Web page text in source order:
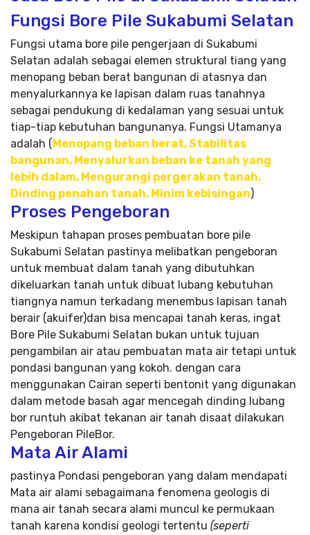
Fungsi Bore Pile Sukabumi Selatan
Fungsi utama bore pile pengerjaan di Sukabumi
Selatan adalah sebagai elemen struktural tiang yang
menopang beban berat bangunan di atasnya dan
menyalurkannya ke lapisan dalam ruas tanahnya
sebagai pendukung di kedalaman yang sesuai untuk
tiap-tiap kebutuhan bangunanya. Fungsi Utamanya
adalah ( Menopang beban berat, Stabilitas
bangunan, Menyalurkan beban ke tanah yang
lebih dalam, Mengurangi pergerakan tanah,
Dinding penahan tanah, Minim kebisingan)
Proses Pengeboran
Meskipun tahapan proses pembuatan bore pile
Sukabumi Selatan pastinya melibatkan pengeboran
untuk membuat dalam tanah yang dibutuhkan
dikeluarkan tanah untuk dibuat lubang kebutuhan
tiangnya namun terkadang menembus lapisan tanah
berair (akuifer)dan bisa mencapai tanah keras, ingat
Bore Pile Sukabumi Selatan bukan untuk tujuan
pengambilan air atau pembuatan mata air tetapi untuk
pondasi bangunan yang kokoh. dengan cara
menggunakan Cairan seperti bentonit yang digunakan
dalam metode basah agar mencegah dinding lubang
bor runtuh akibat tekanan air tanah disaat dilakukan
Pengeboran PileBor.
Mata Air Alami
pastinya Pondasi pengeboran yang dalam mendapati
Mata air alami sebagaimana fenomena geologis di
mana air tanah secara alami muncul ke permukaan
tanah karena kondisi geologi tertentu (seperti